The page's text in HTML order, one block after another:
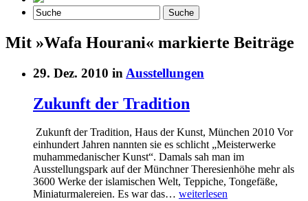
Mit »Wafa Hourani« markierte Beiträge
29. Dez. 2010 in Ausstellungen
Zukunft der Tradition
Zukunft der Tradition, Haus der Kunst, München 2010 Vor
einhundert Jahren nannten sie es schlicht „Meisterwerke
muhammedanischer Kunst“. Damals sah man im
Ausstellungspark auf der Münchner Theresienhöhe mehr als
3600 Werke der islamischen Welt, Teppiche, Tongefäße,
Miniaturmalereien. Es war das… weiterlesen